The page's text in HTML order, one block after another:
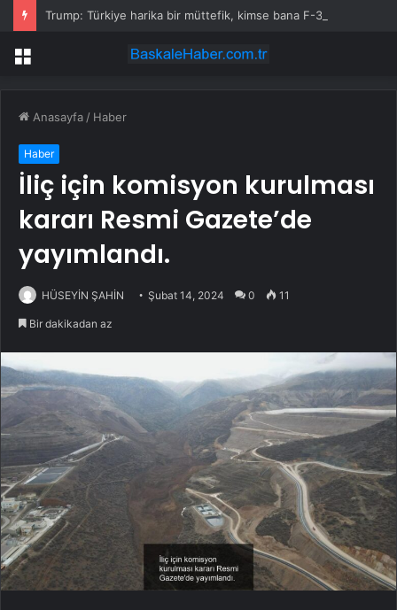
Menü
Anasayfa / Haber
Haber
İliç için komisyon kurulması
kararı Resmi Gazete’de
yayımlandı.
HÜSEYİN ŞAHİN Şubat 14, 2024 0 11
Bir dakikadan az